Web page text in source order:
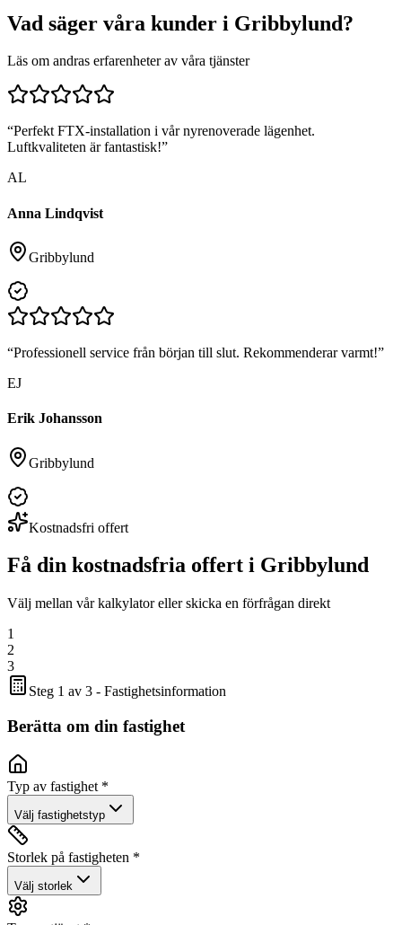
Vad säger våra kunder i Gribbylund?
Läs om andras erfarenheter av våra tjänster
“Perfekt FTX-installation i vår nyrenoverade lägenhet.
Luftkvaliteten är fantastisk!”
AL
Anna Lindqvist
Gribbylund
“Professionell service från början till slut. Rekommenderar varmt!”
EJ
Erik Johansson
Gribbylund
Kostnadsfri offert
Få din kostnadsfria offert i Gribbylund
Välj mellan vår kalkylator eller skicka en förfrågan direkt
1
2
3
Steg 1 av 3 - Fastighetsinformation
Berätta om din fastighet
Typ av fastighet *
Välj fastighetstyp
Storlek på fastigheten *
Välj storlek